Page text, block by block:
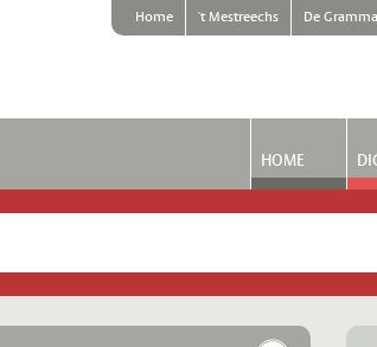
Home 't Mestreechs De
HOME